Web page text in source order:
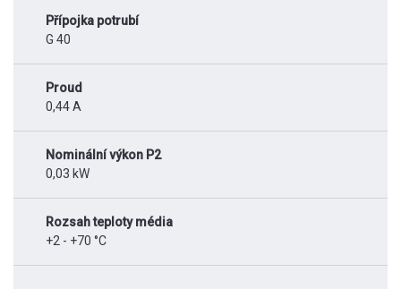
Přípojka potrubí
G 40
Proud
0,44 A
Nominální výkon P2
0,03 kW
Rozsah teploty média
+2 - +70 °C